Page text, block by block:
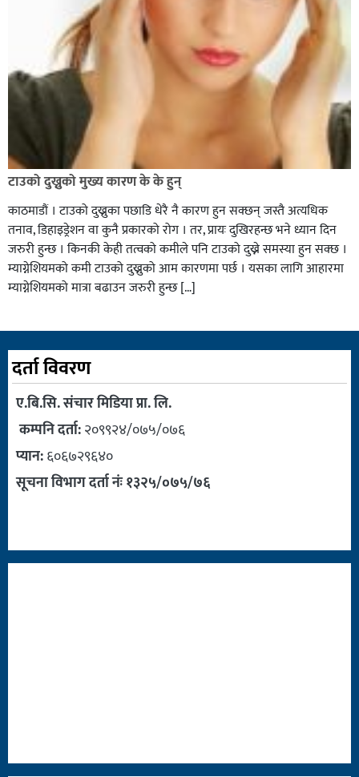
टाउको दुख्नुको मुख्य कारण के के हुन्
काठमाडौं । टाउको दुख्नुका पछाडि धेरै नै कारण हुन सक्छन् जस्तै अत्यधिक
तनाव, डिहाइड्रेशन वा कुनै प्रकारको रोग । तर, प्रायः दुखिरहन्छ भने ध्यान दिन
जरुरी हुन्छ । किनकी केही तत्वको कमीले पनि टाउको दुख्ने समस्या हुन सक्छ ।
म्याग्नेशियमको कमी टाउको दुख्नुको आम कारणमा पर्छ । यसका लागि आहारमा
म्याग्नेशियमको मात्रा बढाउन जरुरी हुन्छ […]
दर्ता विवरण
ए.बि.सि. संचार मिडिया प्रा. लि.
कम्पनि दर्ता:२०९९२४/०७५/०७६
प्यान:६०६७२९६४०
सूचना विभाग दर्ता नंः १३२५/०७५/७६